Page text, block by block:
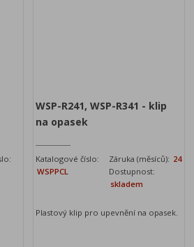
WSP-R241, WSP-R341 - klip
na opasek
Katalogové číslo:
WSPPCL
Záruka (měsíců): 24
Dostupnost:
skladem
Plastový klip pro upevnění na opasek.